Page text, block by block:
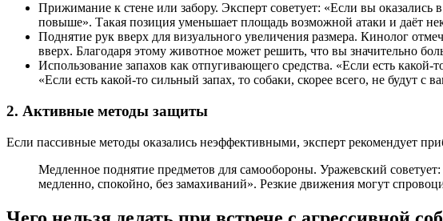
Прижимание к стене или забору. Эксперт советует: «Если вы
повыше». Такая позиция уменьшает площадь возможной атаки и даёт
Поднятие рук вверх для визуального увеличения размера. Кинолог
вверх. Благодаря этому животное может решить, что вы значительно
Использование запахов как отпугивающего средства. «Если есть
«Если есть какой-то сильный запах, то собаки, скорее всего, не будут с
2. Активные методы защиты
Если пассивные методы оказались неэффективными, эксперт рекомендует
Медленное поднятие предметов для самообороны. Уражевский
медленно, спокойно, без замахиваний». Резкие движения могут